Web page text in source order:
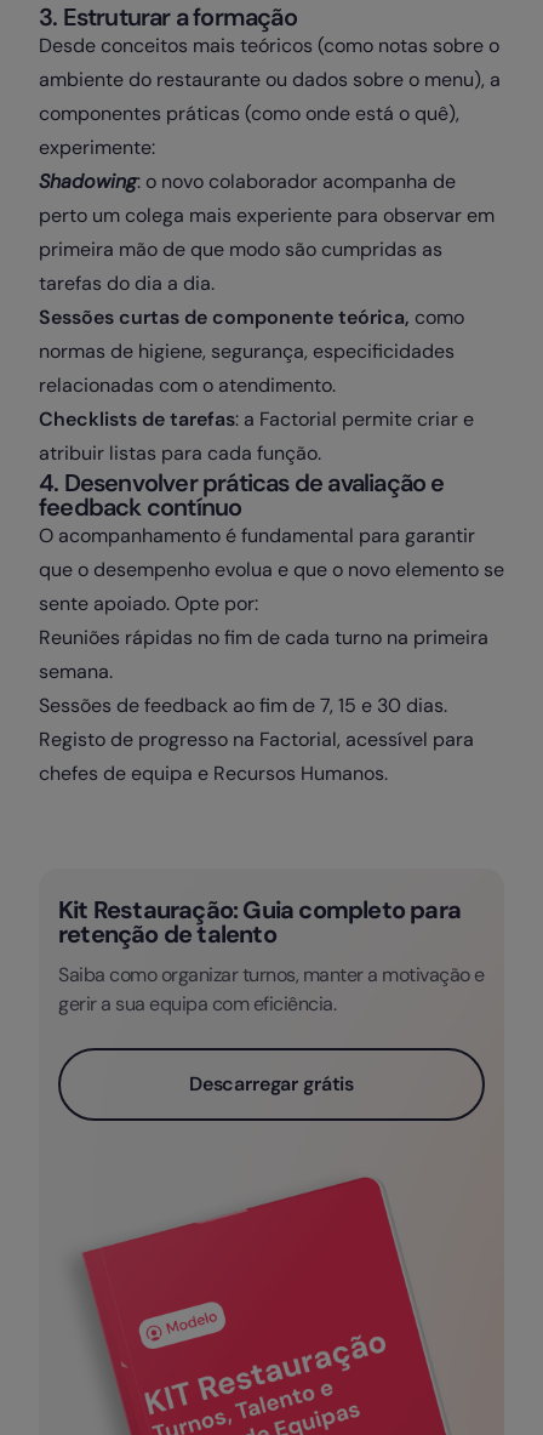
3. Estruturar a formação
Desde conceitos mais teóricos (como notas sobre o
ambiente do restaurante ou dados sobre o menu), a
componentes práticas (como onde está o quê),
experimente:
Shadowing: o novo colaborador acompanha de
perto um colega mais experiente para observar em
primeira mão de que modo são cumpridas as
tarefas do dia a dia.
Sessões curtas de componente teórica, como
normas de higiene, segurança, especificidades
relacionadas com o atendimento.
Checklists de tarefas: a Factorial permite criar e
atribuir listas para cada função.
4. Desenvolver práticas de avaliação e
feedback contínuo
O acompanhamento é fundamental para garantir
que o desempenho evolua e que o novo elemento se
sente apoiado. Opte por:
Reuniões rápidas no fim de cada turno na primeira
semana.
Sessões de feedback ao fim de 7, 15 e 30 dias.
Registo de progresso na Factorial, acessível para
chefes de equipa e Recursos Humanos.
Kit Restauração: Guia completo para
retenção de talento
Saiba como organizar turnos, manter a motivação e
gerir a sua equipa com eficiência.
Descarregar grátis